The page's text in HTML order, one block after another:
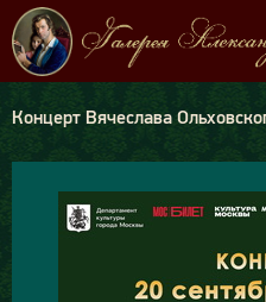
Концерт Вячеслава